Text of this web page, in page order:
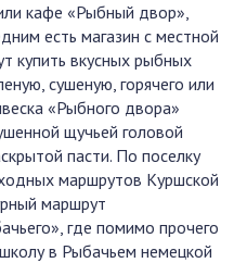
кафе «Рыбный двор»,
есть магазин с местной
купить вкусных рыбных
сушеную, горячего или
«Рыбного двора»
щучьей головой
пасти. По поселку
маршрутов Куршской
маршрут
где помимо прочего
в Рыбачьем немецкой